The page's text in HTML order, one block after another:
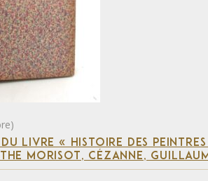
LIVRE « HISTOIRE DES
MORISOT, CÉZANNE,